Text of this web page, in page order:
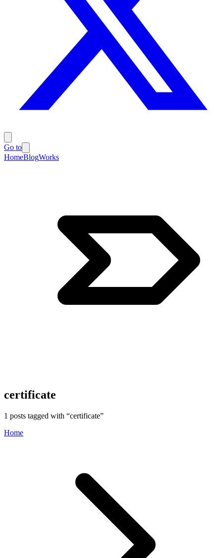
Go to
HomeBlogWorks
certificate
1 posts tagged with “certificate”
Home